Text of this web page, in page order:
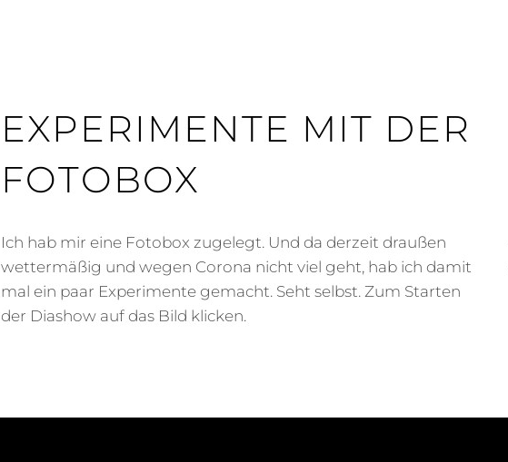
EXPERIMENTE MIT DER
FOTOBOX
Ich hab mir eine Fotobox zugelegt. Und da derzeit draußen
wettermäßig und wegen Corona nicht viel geht, hab ich damit
mal ein paar Experimente gemacht. Seht selbst. Zum Starten
der Diashow auf das Bild klicken.